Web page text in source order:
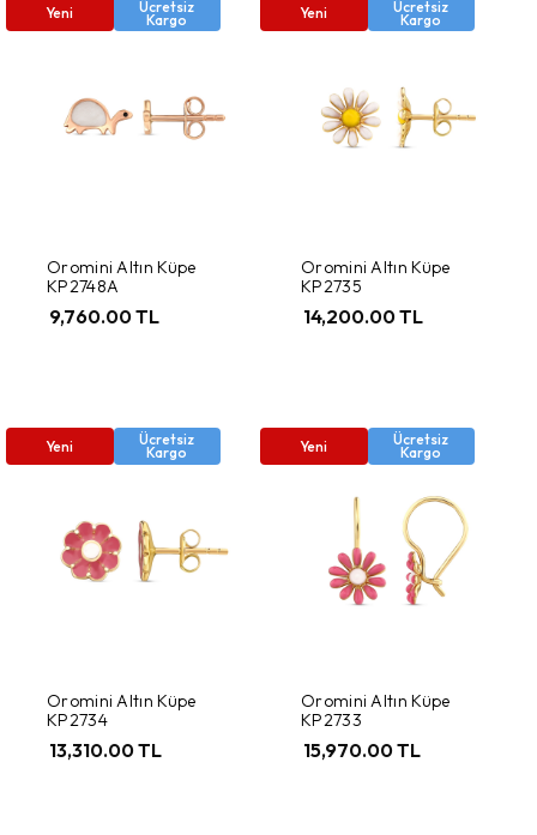
Yeni Ücretsiz
Kargo
Oromini Altın Küpe
KP2748A
9,760.00 TL
Yeni Ücretsiz
Kargo
Oromini Altın Küpe
KP2735
14,200.00 TL
Yeni Ücretsiz
Kargo
Oromini Altın Küpe
KP2734
13,310.00 TL
Yeni Ücretsiz
Kargo
Oromini Altın Küpe
KP2733
15,970.00 TL